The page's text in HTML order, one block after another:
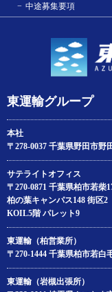
東運輸グループ
本社
〒278-0037 千葉県野田市野
サテライトオフィス
〒270-0871 千葉県柏市若柴
柏の葉キャンパス148 街区2
KOIL5階 パレット9
東運輸（柏営業所）
〒270-1444 千葉県柏市若白
東運輸（岩槻出張所）
中途募集要項